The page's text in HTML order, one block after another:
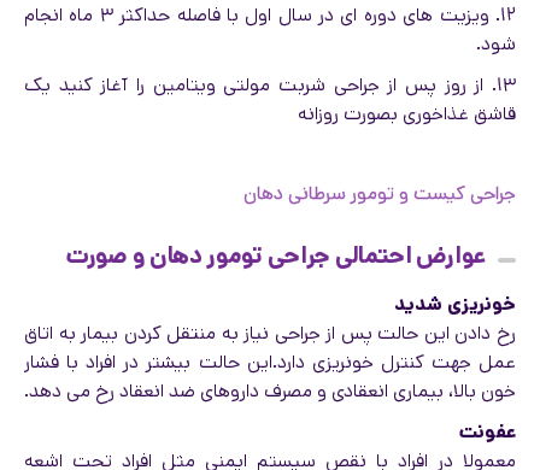
۱۲. ویزیت های دوره ای در سال اول با فاصله حداکثر ۳ ماه انجام
شود.
۱۳. از روز پس از جراحی شربت مولتی ویتامین را آغاز کنید یک
قاشق غذاخوری بصورت روزانه
جراحی کیست و تومور سرطانی دهان
عوارض احتمالی جراحی تومور دهان و صورت
خونریزی شدید
رخ دادن این حالت پس از جراحی نیاز به منتقل کردن بیمار به اتاق
عمل جهت کنترل خونریزی دارد.این حالت بیشتر در افراد با فشار
خون بالا، بیماری انعقادی و مصرف داروهای ضد انعقاد رخ می دهد.
عفونت
معمولا در افراد با نقص سیستم ایمنی مثل افراد تحت اشعه